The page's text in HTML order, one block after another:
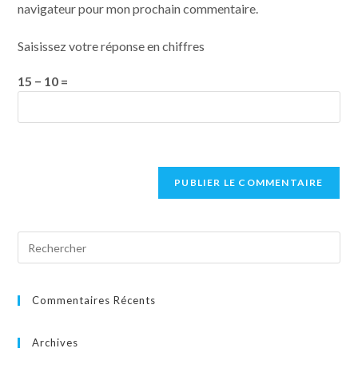
navigateur pour mon prochain commentaire.
Saisissez votre réponse en chiffres
15 − 10 =
Commentaires Récents
Archives